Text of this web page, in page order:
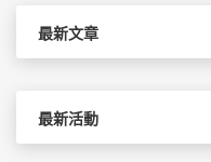
最新文章
最新活動